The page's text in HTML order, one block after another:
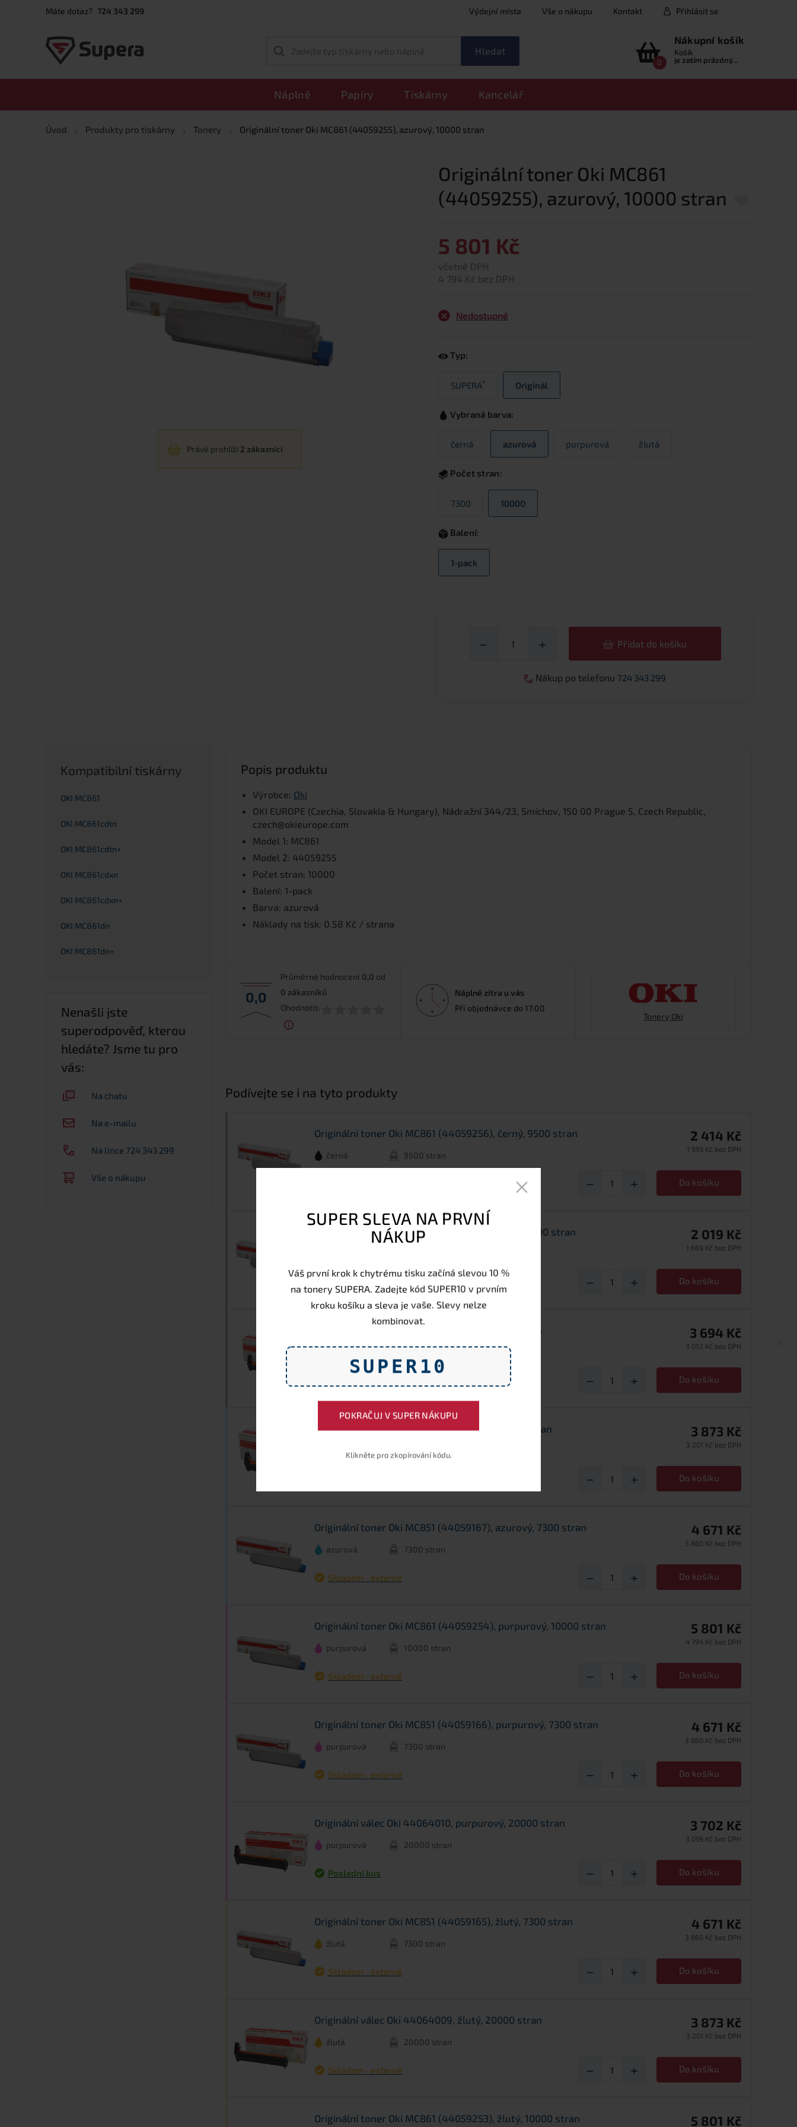
SUPER SLEVA NA PRVNÍ
NÁKUP
Váš první krok k chytrému tisku začíná slevou 10 %
na tonery SUPERA. Zadejte kód SUPER10 v prvním
kroku košíku a sleva je vaše. Slevy nelze
kombinovat.
SUPER10
POKRAČUJ V SUPER NÁKUPU
Klikněte pro zkopírování kódu.
Máte dotaz? 724 343 299 Výdejní místa Vše o nákupu Kontakt Přihlásit se
0
Nákupní košík
Košík
je zatím prázdný...
Náplně Papíry Tiskárny Kancelář
Úvod Produkty pro tiskárny Tonery Originální toner Oki MC861 (44059255), azurový, 10000 stran
Právě prohlíží2 zákazníci
Originální toner Oki MC861
(44059255), azurový, 10000 stran
5 801 Kč
včetně DPH
4 794 Kč bez DPH
Nedostupné
Typ:
SUPERA ® Originál
Vybraná barva:
černá azurová purpurová žlutá
Počet stran:
7300 10000
Balení:
1-pack
− + Přidat do košíku
Nákup po telefonu 724 343 299
Kompatibilní tiskárny
OKI MC861
OKI MC861cdtn
OKI MC861cdtn+
OKI MC861cdxn
OKI MC861cdxn+
OKI MC861dn
OKI MC861dn+
Nenašli jste
superodpověď, kterou
hledáte? Jsme tu pro
vás:
Na chatu
Na e-mailu
Na lince 724 343 299
Vše o nákupu
Popis produktu
Výrobce: Oki
OKI EUROPE (Czechia, Slovakia & Hungary), Nádražní 344/23, Smíchov, 150 00 Prague 5, Czech Republic,
czech@okieurope.com
Model 1: MC861
Model 2: 44059255
Počet stran: 10000
Balení: 1-pack
Barva: azurová
Náklady na tisk: 0.58 Kč / strana
0,0
Průměrné hodnocení 0,0 od
0 zákazníků
Ohodnotit:
Náplně zítra u vás
Při objednávce do 17:00
Tonery Oki
Podívejte se i na tyto produkty
Originální toner Oki MC861 (44059256), černý, 9500 stran
černá 9500 stran
2 414 Kč
1 995 Kč bez DPH
− + Do košíku
Originální toner Oki MC851 (44059168), černý, 7000 stran 2 019 Kč
1 669 Kč bez DPH
Poslední kus − + Do košíku
Originální válec Oki 44064012, černý, 20000 stran 3 694 Kč
3 053 Kč bez DPH
− + Do košíku
Originální válec Oki 44064011, azurový, 20000 stran
azurová 20000 stran
3 873 Kč
3 201 Kč bez DPH
− + Do košíku
Originální toner Oki MC851 (44059167), azurový, 7300 stran
azurová 7300 stran
4 671 Kč
3 860 Kč bez DPH
Skladem - externě − + Do košíku
Originální toner Oki MC861 (44059254), purpurový, 10000 stran
purpurová 10000 stran
5 801 Kč
4 794 Kč bez DPH
Skladem - externě − + Do košíku
Originální toner Oki MC851 (44059166), purpurový, 7300 stran
purpurová 7300 stran
4 671 Kč
3 860 Kč bez DPH
Skladem - externě − + Do košíku
Originální válec Oki 44064010, purpurový, 20000 stran
purpurová 20000 stran
3 702 Kč
3 059 Kč bez DPH
Poslední kus − + Do košíku
Originální toner Oki MC851 (44059165), žlutý, 7300 stran
žlutá 7300 stran
4 671 Kč
3 860 Kč bez DPH
Skladem - externě − + Do košíku
Originální válec Oki 44064009, žlutý, 20000 stran
žlutá 20000 stran
3 873 Kč
3 201 Kč bez DPH
Skladem - externě − + Do košíku
Originální toner Oki MC861 (44059253), žlutý, 10000 stran 5 801 Kč